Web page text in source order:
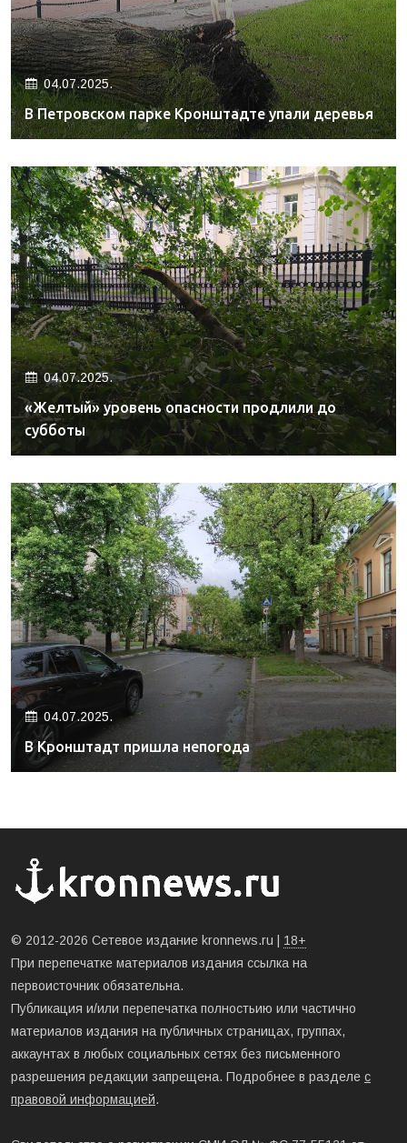
04.07.2025.
В Петровском парке Кронштадте упали деревья
04.07.2025.
«Желтый» уровень опасности продлили до
субботы
04.07.2025.
В Кронштадт пришла непогода
© 2012-2026 Сетевое издание kronnews.ru | 18+
При перепечатке материалов издания ссылка на
первоисточник обязательна.
Публикация и/или перепечатка полностьию или частично
материалов издания на публичных страницах, группах,
аккаунтах в любых социальных сетях без письменного
разрешения редакции запрещена. Подробнее в разделе с
правовой информацией.